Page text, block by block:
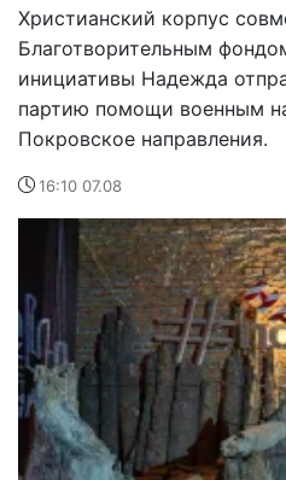
Христианский корпус
Благотворительным
инициативы Надежда
партию помощи военным
Покровское направления.
16:10 07.08